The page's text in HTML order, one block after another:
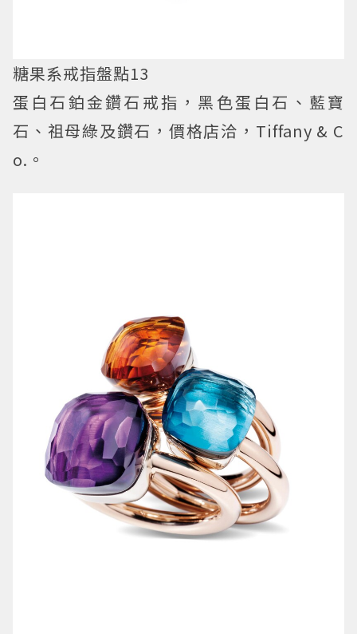
糖果系戒指盤點13
蛋白石鉑金鑽石戒指，黑色蛋白石、藍寶
石、祖母綠及鑽石，價格店洽，Tiffany & C
o.。